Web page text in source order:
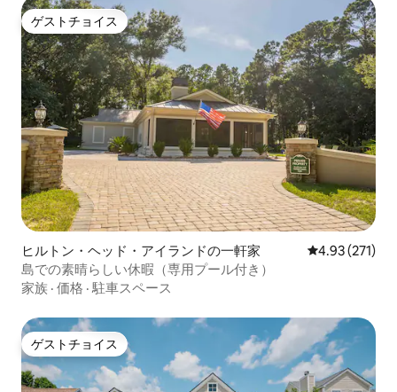
ゲストチョイス
ゲストチョイス
ヒルトン・ヘッド・アイランドの一軒家 レビュー271
4.93 (271)
島での素晴らしい休暇（専用プール付き）
家族 · 価格 · 駐車スペース
ゲストチョイス
ゲストチョイス